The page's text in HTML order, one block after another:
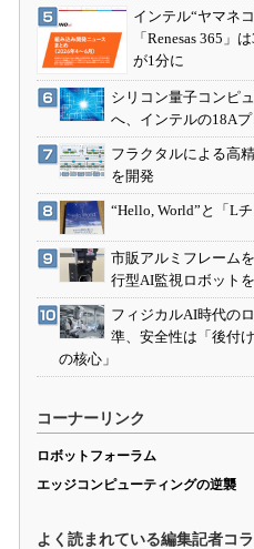
インテル“ヤマネ
「Renesas 365」
が1分に
シリコン量子コンピ
へ、インテルの18A
フラクタルによる高
を開発
“Hello, World”と「L
市販アルミフレーム
行型AI監視ロボット
フィジカルAI時代の
準、安全性は「後付
の核心」
コーナーリンク
ロボットフォーラム
エッジコンピューティングの逆襲
よく読まれている編集記者コ